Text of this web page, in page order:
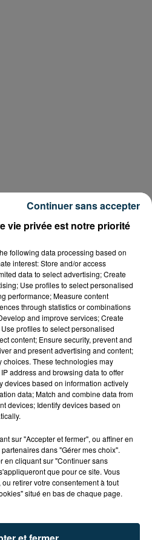
14h38
14h38
vie privée est notre priorité
following data processing based on
interest: Store and/or access
data to select advertising; Create
Use profiles to select personalised
performance; Measure content
through statistics or combinations
and improve services; Create
profiles to select personalised
content; Ensure security, prevent and
and present advertising and content;
These technologies may
address and browsing data to offer
devices based on information actively
data; Match and combine data from
devices; Identify devices based on
sur "Accepter et fermer", ou affiner en
dans "Gérer mes choix".
en cliquant sur "Continuer sans
que pour ce site. Vous
retirer votre consentement à tout
situé en bas de chaque page.
Continuer sans accepter